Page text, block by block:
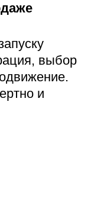
выбор
и